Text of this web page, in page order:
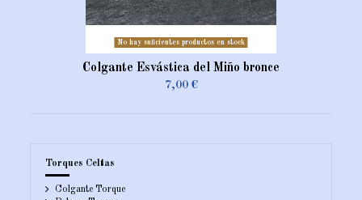
No hay suficientes productos en stock
Colgante Esvástica del Miño bronce
7,00 €
Torques Celtas
Colgante Torque